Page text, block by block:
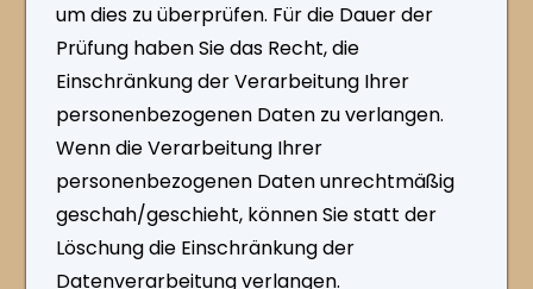
um dies zu überprüfen. Für die Dauer der
Prüfung haben Sie das Recht, die
Einschränkung der Verarbeitung Ihrer
personenbezogenen Daten zu verlangen.
Wenn die Verarbeitung Ihrer
personenbezogenen Daten unrechtmäßig
geschah/geschieht, können Sie statt der
Löschung die Einschränkung der
Datenverarbeitung verlangen.